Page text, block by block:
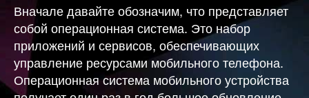
Вначале давайте обозначим, что представляет
собой операционная система. Это набор
приложений и сервисов, обеспечивающих
управление ресурсами мобильного телефона.
Операционная система мобильного устройства